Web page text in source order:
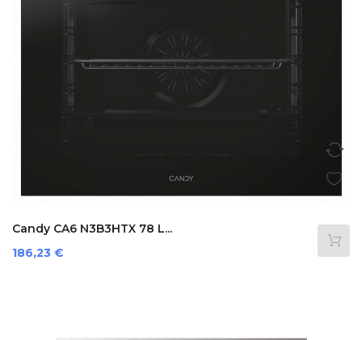
Candy CA6 N3B3HTX 78 L...
Prezzo
186,23 €